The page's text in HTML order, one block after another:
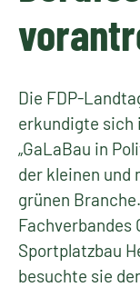
Die FDP-
erkundigte sich
„GaLaBau in
der kleinen
grünen
Fachverbandes
Sportplatzbau
besuchte sie